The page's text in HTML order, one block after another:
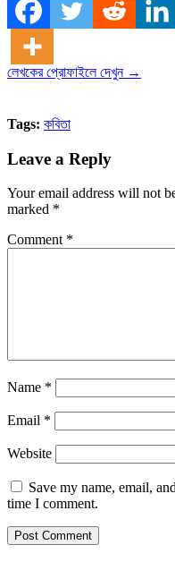
লেখকের প্রোফাইলে দেখুন →
Tags: কবিতা
Leave a Reply
Your email address will not
marked *
Comment *
Name *
Email *
Website
Save my name, email,
time I comment.